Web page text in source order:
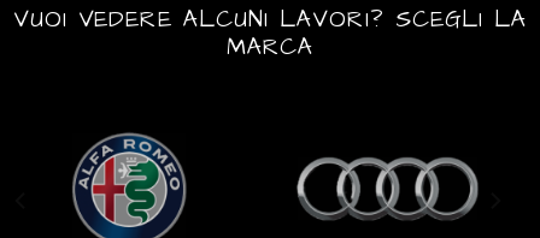
VUOI VEDERE ALCUNI LAVORI? SCEGLI LA
MARCA